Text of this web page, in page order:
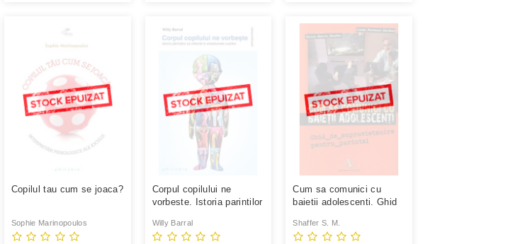
Copilul tau cum se joaca?
Sophie Marinopoulos
Corpul copilului ne
vorbeste. Istoria parintilor
Willy Barral
Cum sa comunici cu
baietii adolescenti. Ghid
Shaffer S. M.